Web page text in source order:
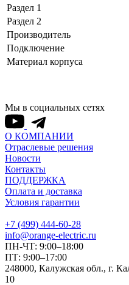
Раздел 1
Раздел 2
Производитель
Подключение
Материал корпуса
Мы в социальных сетях
О КОМПАНИИ
Отраслевые решения
Новости
Контакты
ПОДДЕРЖКА
Оплата и доставка
Условия гарантии
+7 (499) 444-60-28
info@orange-electric.ru
ПН-ЧТ: 9:00–18:00
ПТ: 9:00–17:00
248000, Калужская обл., г.
10